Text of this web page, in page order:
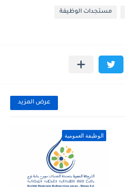
مستجدات الوظيفة
عرض المزيد
الوظيفة العمومية